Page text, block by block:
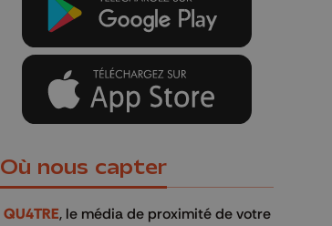
Où nous capter
QU4TRE, le média de proximité de votre